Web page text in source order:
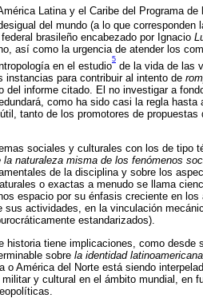
Latina y el Caribe del Programa de
del mundo (a lo que corresponden
brasileño encabezado por Ignacio
así como la urgencia de atender los
en el estudio
5
de la vida de las
instancias para contribuir al intento de
del informe citado. El no investigar a
como ha sido casi la regla hasta
tanto de los promotores de propuestas
sociales y culturales con los de tipo
naturaleza misma de los fenómenos
de la disciplina y sobre los
o exactas a menudo se llama
espacio por su énfasis creciente en
actividades, en la vinculación
estandarizados).
historia tiene implicaciones, como desde
sobre la identidad latinoamericana
América del Norte está siendo
y cultural en el ámbito mundial, en